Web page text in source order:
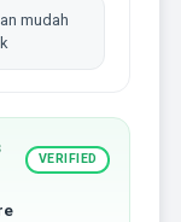
mudah
VERIFIED